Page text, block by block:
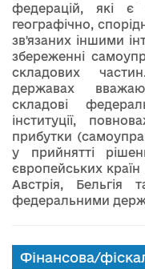
федерацій, які є
географічно,
зв'язаних іншими
збереженні
складових
державах
складові
інституції,
прибутки
у прийнятті
європейських
Австрія, Бельгія
федеральними
Фінансова/